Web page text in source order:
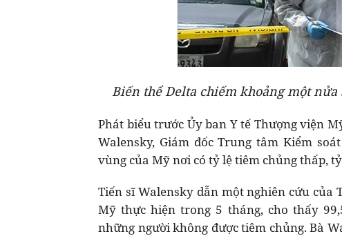
Biến thể Delta chiếm khoảng một
Phát biểu trước Ủy ban Y tế Thượng viện
Walensky, Giám đốc Trung tâm Kiểm
vùng của Mỹ nơi có tỷ lệ tiêm chủng thấp,
Tiến sĩ Walensky dẫn một nghiên cứu của
Mỹ thực hiện trong 5 tháng, cho thấy
những người không được tiêm chủng. Bà